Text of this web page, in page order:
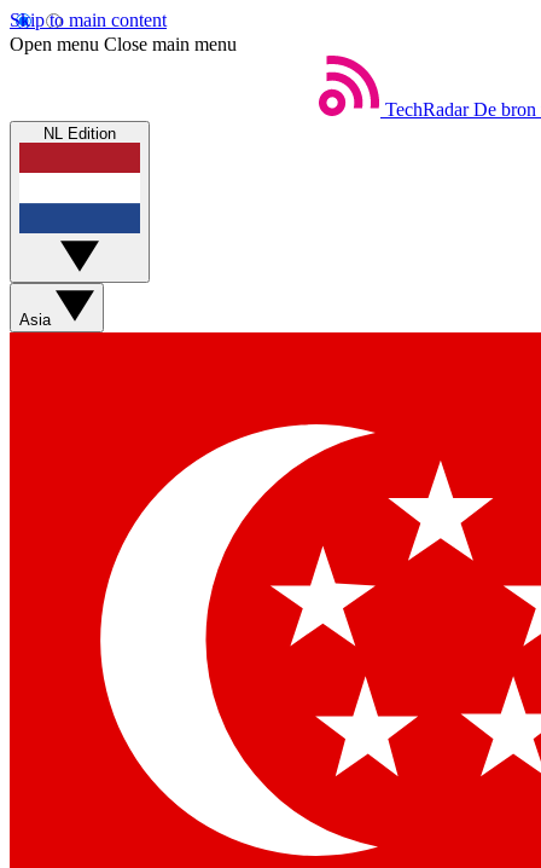
Skip to main content
Open menu Close main menu
TechRadar De bron
NL Edition
Asia